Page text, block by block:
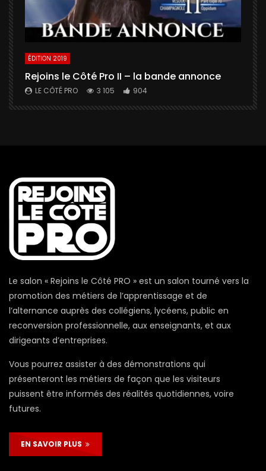
ÉDITION 2019
Rejoins le Côté Pro II – la bande annonce
LE CÔTÉ PRO 3 105 904
Le salon « Rejoins le Côté PRO » est un salon tourné vers la
promotion des métiers de l’apprentissage et de
l’alternance auprès des collégiens, lycéens, public en
reconversion professionnelle, aux enseignants, et aux
dirigeants d’entreprises.
Vous pourrez assister à des démonstrations qui
présenteront les métiers de façon que les visiteurs
puissent être informés des réalités quotidiennes, voire
futures.
EN SAVOIR PLUS